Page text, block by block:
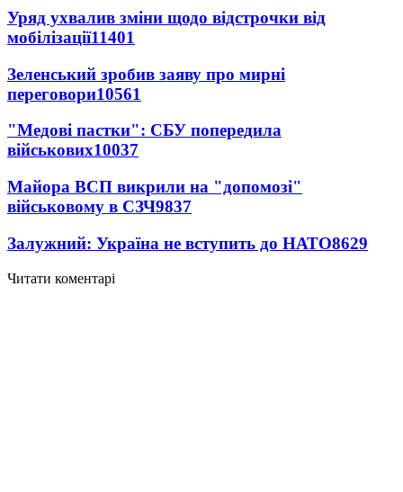
Уряд ухвалив зміни щодо відстрочки від
мобілізації11401
Зеленський зробив заяву про мирні
переговори10561
"Медові пастки": СБУ попередила
військових10037
Майора ВСП викрили на "допомозі"
військовому в СЗЧ9837
Залужний: Україна не вступить до НАТО8629
Читати коментарі